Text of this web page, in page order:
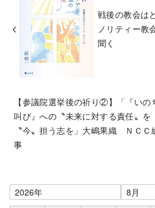
戦後の教会
ノリティー
聞く
【参議院選挙後の祈り②】「『いの
叫び』への〝未来に対する責任〟を
〝今〟担う志を」大嶋果織 ＮＣＣ
事